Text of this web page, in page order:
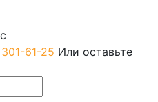
61-25 Или оставьте